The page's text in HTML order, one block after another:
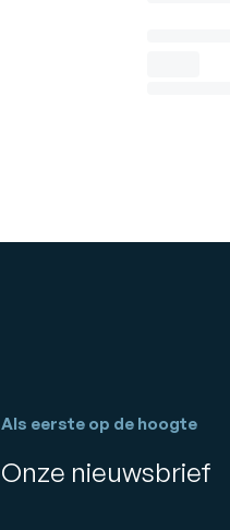
Als eerste op de hoogte
Onze nieuwsbrief